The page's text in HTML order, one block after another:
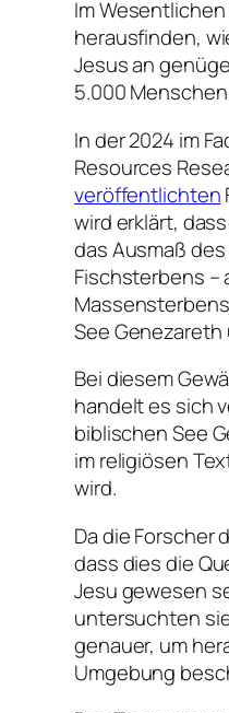
Im
herausfinden,
Jesus an
5.000
In der 2024 im
Resources
veröffentlichten
wird erklärt,
das Ausmaß
Fischsterbens –
See
Bei diesem
handelt es sich
biblischen See
im religiösen
wird.
Da die Forscher
dass dies die
Jesu gewesen
untersuchten
genauer, um
Umgebung